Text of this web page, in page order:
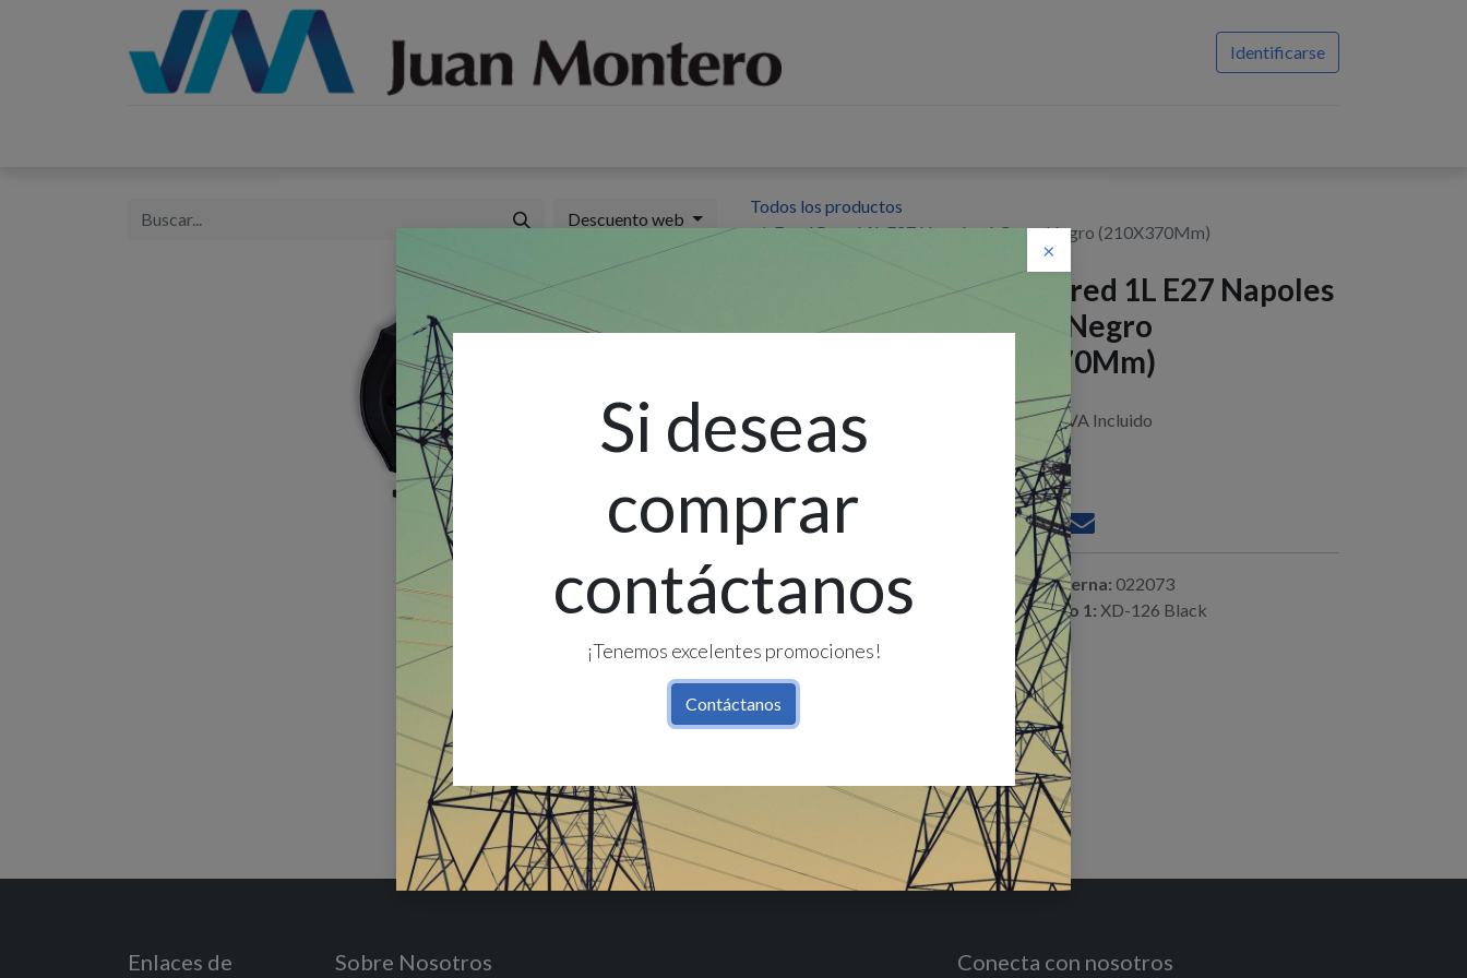
Identificarse
×
Si deseas
comprar
contáctanos
¡Tenemos excelentes promociones!
Contáctanos
Descuento web
Todos los productos
Farol Pared 1L E27 Napoles 6 Caras Negro (210X370Mm)
Farol Pared 1L E27 Napoles
6 Caras Negro
(210X370Mm)
13,20 IVA Incluido
Referencia interna: 022073
Código alterno 1: XD-126 Black
Enlaces de
Sobre Nosotros Conecta con nosotros